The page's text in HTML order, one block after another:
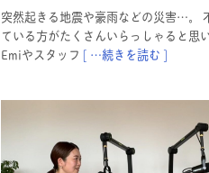
突然起きる地震や豪雨などの災害…。
ている方がたくさんいらっしゃると思
Emiやスタッフ [ …続きを読む ]